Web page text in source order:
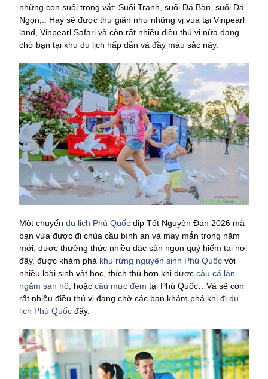
những con suối trong vắt: Suối Tranh, suối Đá Bàn, suối Đá
Ngọn,.. Hay sẽ được thư giãn như những vị vua tại Vinpearl
land, Vinpearl Safari và còn rất nhiều điều thú vị nữa đang
chờ bạn tại khu du lịch hấp dẫn và đầy màu sắc này.
Một chuyến du lịch Phú Quốc dịp Tết Nguyên Đán 2026 mà
bạn vừa được đi chùa cầu bình an và may mắn trong năm
mới, được thưởng thức nhiều đặc sản ngon quý hiếm tại nơi
đây, được khám phá khu rừng nguyên sinh Phú Quốc với
nhiều loài sinh vật học, thích thú hơn khi được câu cá lặn
ngắm san hô , hoặc câu mực đêm tại Phú Quốc…Và sẽ còn
rất nhiều điều thú vị đang chờ các bạn khám phá khi đi du
lịch Phú Quốc đấy.